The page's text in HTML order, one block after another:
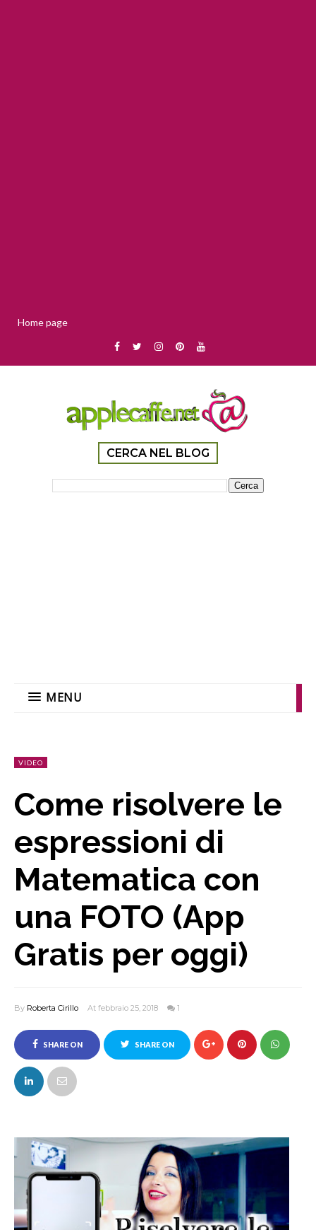
Home page
CERCA NEL BLOG
MENU
VIDEO
Come risolvere le
espressioni di
Matematica con
una FOTO (App
Gratis per oggi)
By Roberta Cirillo At febbraio 25, 2018 1
SHARE ON
FACEBOOK
SHARE ON